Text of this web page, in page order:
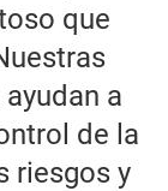
que
a
de la
riesgos y